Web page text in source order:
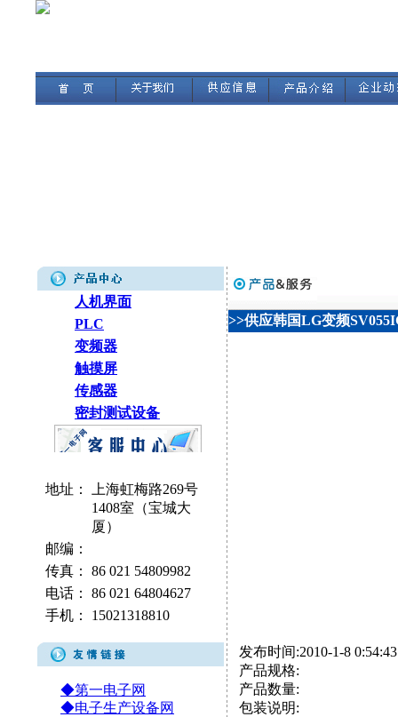
人机界面
PLC
变频器
触摸屏
传感器
密封测试设备
地址：
上海虹梅路269号
1408室（宝城大
厦）
邮编：
传真：
86 021 54809982
电话：
86 021 64804627
手机：
15021318810
◆第一电子网
◆电子生产设备网
>>供应韩国LG变频
发布时间:2010-1-8 0:54:43
产品规格:
产品数量:
包装说明: